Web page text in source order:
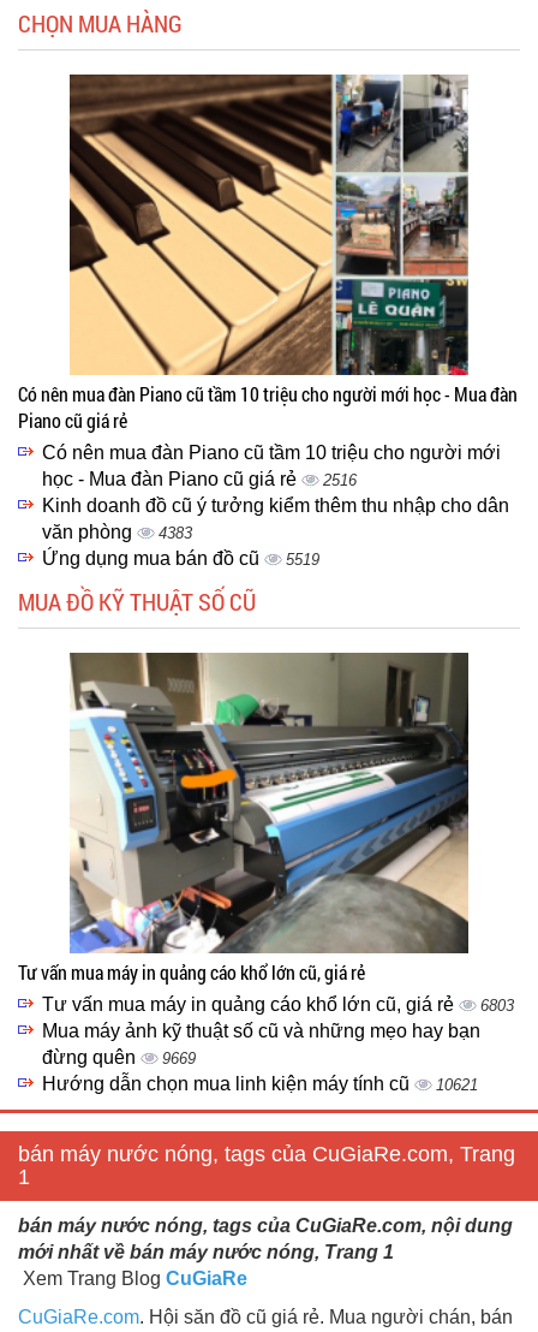
CHỌN MUA HÀNG
Có nên mua đàn Piano cũ tầm 10 triệu cho người mới học - Mua đàn
Piano cũ giá rẻ
Có nên mua đàn Piano cũ tầm 10 triệu cho người mới
học - Mua đàn Piano cũ giá rẻ
2516
Kinh doanh đồ cũ ý tưởng kiểm thêm thu nhập cho dân
văn phòng
4383
Ứng dụng mua bán đồ cũ 5519
MUA ĐỒ KỸ THUẬT SỐ CŨ
Tư vấn mua máy in quảng cáo khổ lớn cũ, giá rẻ
Tư vấn mua máy in quảng cáo khổ lớn cũ, giá rẻ 6803
Mua máy ảnh kỹ thuật số cũ và những mẹo hay bạn
đừng quên
9669
Hướng dẫn chọn mua linh kiện máy tính cũ 10621
bán máy nước nóng, tags của CuGiaRe.com, Trang
1
bán máy nước nóng, tags của CuGiaRe.com, nội dung
mới nhất về bán máy nước nóng, Trang 1
Xem Trang Blog CuGiaRe
CuGiaRe.com. Hội săn đồ cũ giá rẻ. Mua người chán, bán